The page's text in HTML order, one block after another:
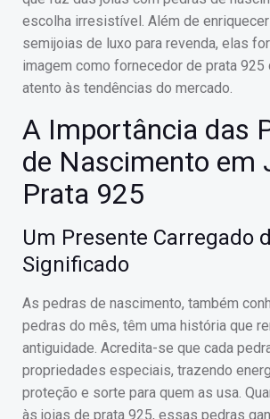
escolha irresistível. Além de
semijoias de luxo para revenda, elas
imagem como fornecedor de prata 925
atento às tendências do mercado.
A Importância das
de Nascimento em
Prata 925
Um Presente Carregado
Significado
As pedras de nascimento, também
pedras do mês, têm uma história que
antiguidade. Acredita-se que cada
propriedades especiais, trazendo
proteção e sorte para quem as usa.
às joias de prata 925, essas pedras